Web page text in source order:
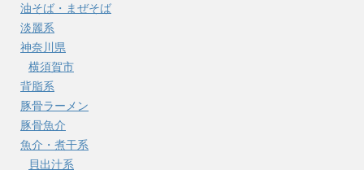
油そば・まぜそば
淡麗系
神奈川県
横須賀市
背脂系
豚骨ラーメン
豚骨魚介
魚介・煮干系
貝出汁系